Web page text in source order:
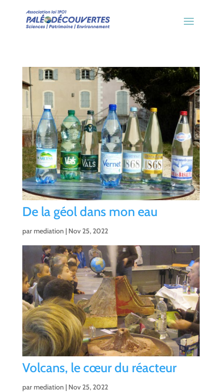
De la géol dans mon eau
parmediation | Nov 25, 2022
Volcans, le cœur du réacteur
parmediation | Nov 25, 2022